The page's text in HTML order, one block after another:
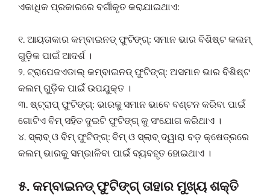
ଏକାଧିକ ପ୍ରକାରରେ ବର୍ଗୀକୃତ କରାଯାଇଥାଏ:
୧. ଆୟତାକାର କମ୍ବାଇନଡ୍ ଫୁଟିଙ୍ଗ୍: ସମାନ ଭାର ବିଶିଷ୍ଟ କଲମ୍
ଗୁଡ଼ିକ ପାଇଁ ଆଦର୍ଶ ।
୨. ଟ୍ରାପେଜଏଡାଲ୍ କମ୍ବାଇନଡ୍ ଫୁଟିଙ୍ଗ୍: ଅସମାନ ଭାର ବିଶିଷ୍ଟ
କଲମ୍ ଗୁଡ଼ିକ ପାଇଁ ଉପଯୁକ୍ତ ।
୩. ଷ୍ଟ୍ରାପ୍ ଫୁଟିଙ୍ଗ୍: ଭାରକୁ ସମାନ ଭାବେ ବଣ୍ଟନ କରିବା ପାଇଁ
ଗୋଟିଏ ବିମ୍ ସହିତ ଦୁଇଟି ଫୁଟିଙ୍ଗ୍ କୁ ସଂଯୋଗ କରିଥାଏ ।
୪. ସ୍ଲାବ୍ ଓ ବିମ୍ ଫୁଟିଙ୍ଗ୍: ବିମ୍ ଓ ସ୍ଲାବ୍ ଦ୍ୱାରା ବଡ଼ କ୍ଷେତ୍ରରେ
କଲମ୍ ଭାରକୁ ସମ୍ଭାଳିବା ପାଇଁ ବ୍ୟବହୃତ ହୋଇଥାଏ ।
୫. କମ୍ବାଇନଡ୍ ଫୁଟିଙ୍ଗ୍ ତାହାର ମୁଖ୍ୟ ଶକ୍ତି